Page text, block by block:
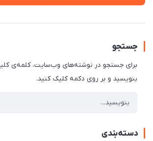
جستجو
برای جستجو در نوشته‌های وب‌سایت، کلمه‌ی
بنویسید و بر روی دکمه کلیک کنید.
دسته‌بندی